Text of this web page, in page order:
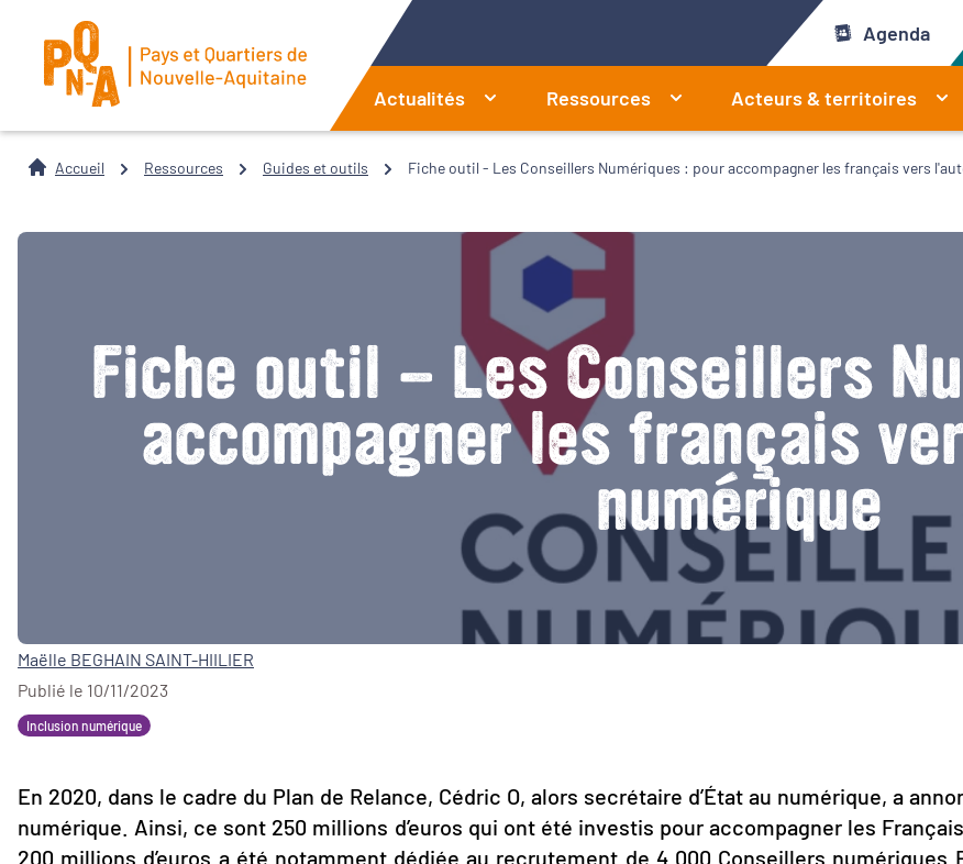
Agenda
Actualités Ressources Acteurs & territoires
Accueil Ressources Guides et outils Fiche outil - Les Conseillers Numériques : pour accompagner les français vers
Fiche outil - Les Conseillers
accompagner les français
numérique
Maëlle BEGHAIN SAINT-HIILIER
Publié le 10/11/2023
Inclusion numérique
En 2020, dans le cadre du Plan de Relance, Cédric O, alors secrétaire d’État au numérique, a
numérique. Ainsi, ce sont 250 millions d’euros qui ont été investis pour accompagner les
200 millions d’euros a été notamment dédiée au recrutement de 4 000 Conseillers